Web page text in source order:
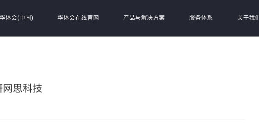
体会(中国) 华体会在线官网 产品与解决方案 服务体系 关于我们
网思科技